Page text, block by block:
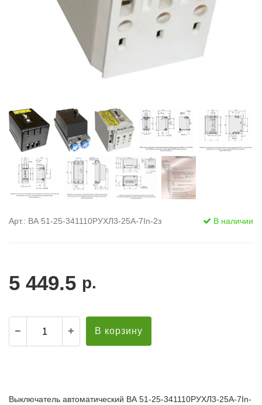
Штендеры
Щиты
диэлектрические
Арт.: ВА 51-25-341110РУХЛ3-25А-7In-2з В наличии
5 449.5 р.
В корзину
Выключатель автоматический ВА 51-25-341110РУХЛ3-25А-7In-